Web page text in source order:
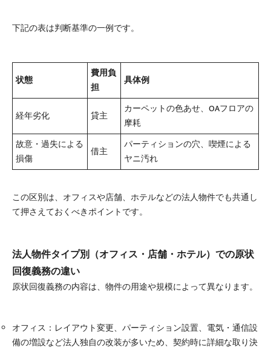
下記の表は判断基準の一例です。
状態
費用負
担
具体例
経年劣化 貸主
カーペットの色あせ、OAフロアの
摩耗
故意・過失による
損傷
借主
パーティションの穴、喫煙による
ヤニ汚れ
この区別は、オフィスや店舗、ホテルなどの法人物件でも共通し
て押さえておくべきポイントです。
法人物件タイプ別（オフィス・店舗・ホテル）での原状
回復義務の違い
原状回復義務の内容は、物件の用途や規模によって異なります。
オフィス：レイアウト変更、パーティション設置、電気・通信設
備の増設など法人独自の改装が多いため、契約時に詳細な取り決